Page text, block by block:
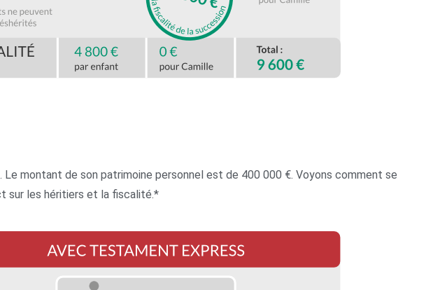
montant de son patrimoine personnel est de 400 000 €. Voyons comment se
sur les héritiers et la fiscalité.*